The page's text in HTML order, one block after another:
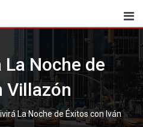
Noche de
Villazón
La Noche de Éxitos con Iván